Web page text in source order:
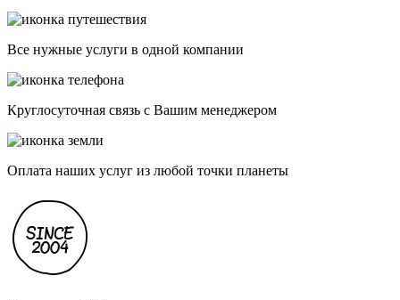
Все нужные услуги в одной компании
Круглосуточная связь с Вашим менеджером
Оплата наших услуг из любой точки планеты